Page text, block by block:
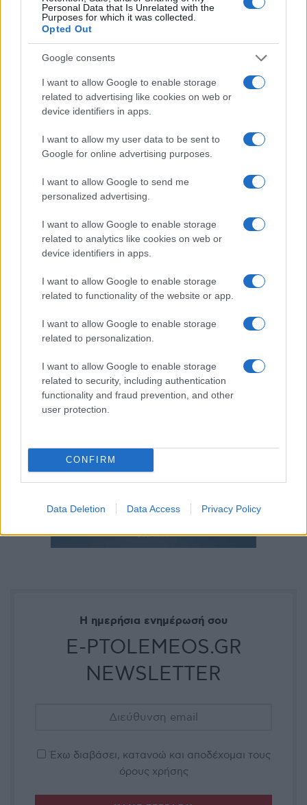
Personal Data that Is Unrelated with the
Purposes for which it was collected.
Opted Out
Google consents
I want to allow Google to enable storage
related to advertising like cookies on web or
device identifiers in apps.
I want to allow my user data to be sent to
Google for online advertising purposes.
I want to allow Google to send me
personalized advertising.
I want to allow Google to enable storage
related to analytics like cookies on web or
device identifiers in apps.
I want to allow Google to enable storage
related to functionality of the website or app.
I want to allow Google to enable storage
related to personalization.
I want to allow Google to enable storage
related to security, including authentication
functionality and fraud prevention, and other
user protection.
CONFIRM
Data Deletion Data Access Privacy Policy
ΚΟΙΝΩΝΊΑ
Πτολεμαϊδιώτη Μπάμπη Διαμαντίδη στο X:
“Χαίρομαι πάρα πολύ όταν τα διαβάζω αυτά”
E-PTOLEMEOS TEAM 7 ΑΥΓΟΎΣΤΟΥ 2026, 6:59 ΜΜ
Η ημερήσια ενημέρωσή σου
E-PTOLEMEOS.GR
NEWSLETTER
Έχω διαβάσει, κατανοώ και αποδέχομαι τους
όρους χρήσης